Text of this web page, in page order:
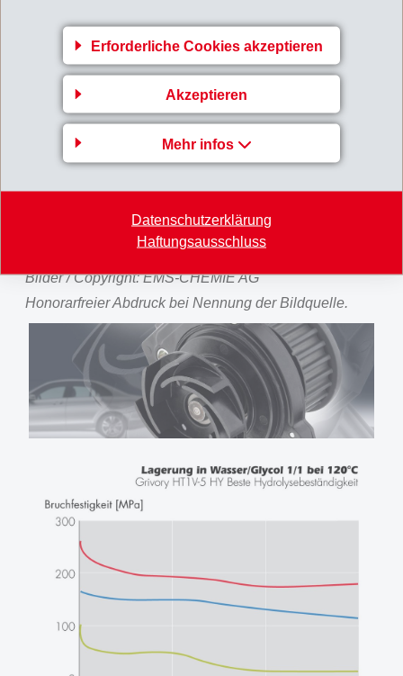
Erforderliche Cookies akzeptieren
Akzeptieren
Mehr infos
Datenschutzerklärung
Haftungsausschluss
mit konventionellen Aluminium-Druckguss-Gehäusen.
Damit tragen die Gehäuse dazu bei, den
Treibstoffverbrauch auf den Strassen zu reduzieren.
Anwendungen wie diese belegen eindrucksvoll, warum
das Hochleistungsmaterial Grivory HT und seine
zahlreichen spezifischen Typen dank ihrer
leistungsstarken Eigenschaftsprofile Materialfragen
erfolgreich für sich entscheiden können.
**************************************
Bilder / Copyright: EMS-CHEMIE AG
Honorarfreier Abdruck bei Nennung der Bildquelle.